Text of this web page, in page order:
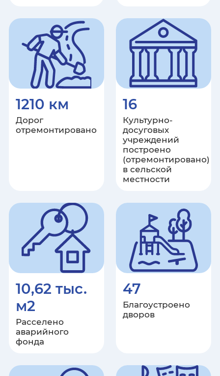
Саратовская область
Республика Саха (Якутия)
Сахалинская область
Севастополь
Республика Северная Осетия -
Смоленская область
Ставропольский край
Тамбовская область
Республика Татарстан
Тверская область
Томская область
Тульская область
1210 км
Дорог
отремонтировано
16
Культурно-
досуговых
учреждений
построено
(отремонтировано)
в сельской
местности
10,62 тыс.
м2
Расселено
аварийного
фонда
47
Благоустроено
дворов